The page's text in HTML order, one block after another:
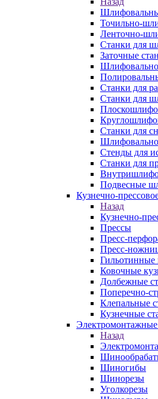
Точильно-
Ленточно-
Станки для
Заточные
Станки для
Станки для
Станки для
Стенды для
Станки для
Подвесные
Кузнечно-
Назад
Кузнечно-
Прессы
Пресс-
Пресс-
Ковочные
Долбежные
Поперечно-
Клепальные
Кузнечные
Электромонтажные
Назад
Шиногибы
Шинорезы
Уголкорезы